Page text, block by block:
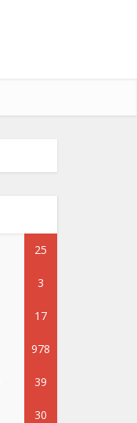
25
3
17
978
39
30